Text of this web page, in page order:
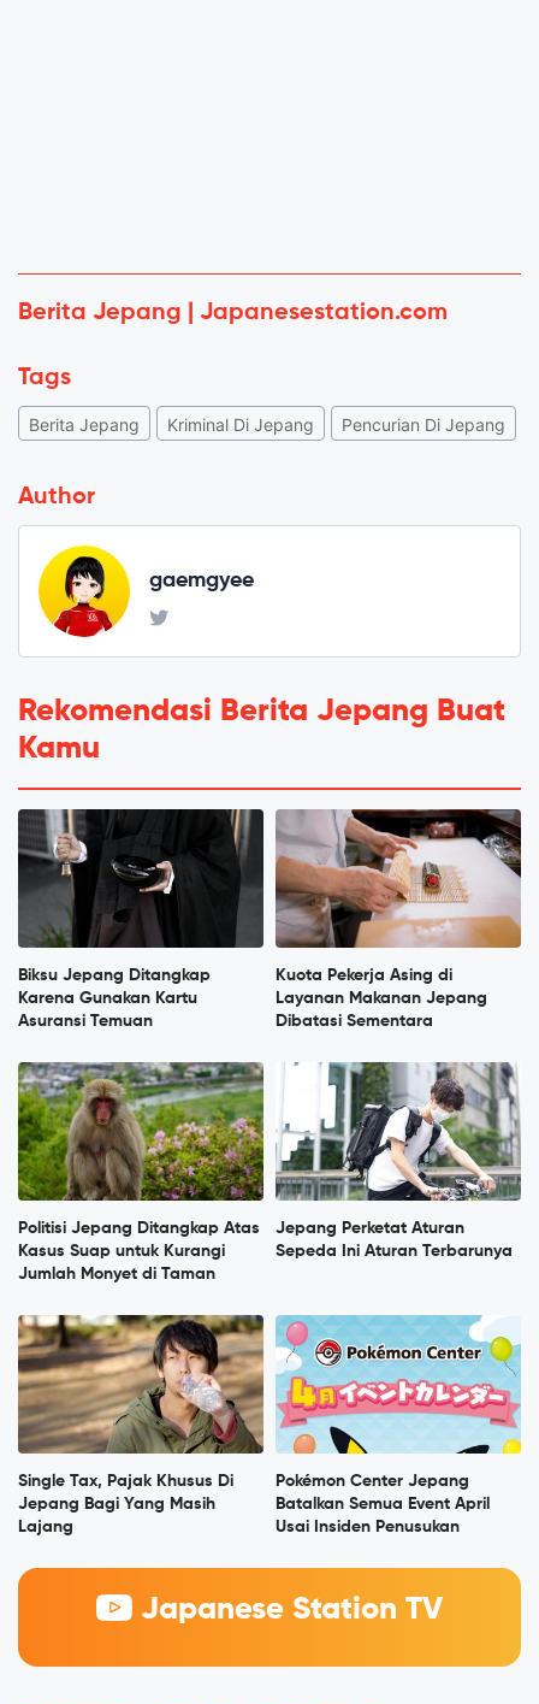
Berita Jepang | Japanesestation.com
Tags
Berita Jepang Kriminal Di Jepang Pencurian Di Jepang
Author
gaemgyee
Rekomendasi Berita Jepang Buat
Kamu
Biksu Jepang Ditangkap
Karena Gunakan Kartu
Asuransi Temuan
Kuota Pekerja Asing di
Layanan Makanan Jepang
Dibatasi Sementara
Politisi Jepang Ditangkap Atas
Kasus Suap untuk Kurangi
Jumlah Monyet di Taman
Jepang Perketat Aturan
Sepeda Ini Aturan Terbarunya
Single Tax, Pajak Khusus Di
Jepang Bagi Yang Masih
Lajang
Pokémon Center Jepang
Batalkan Semua Event April
Usai Insiden Penusukan
Japanese Station TV